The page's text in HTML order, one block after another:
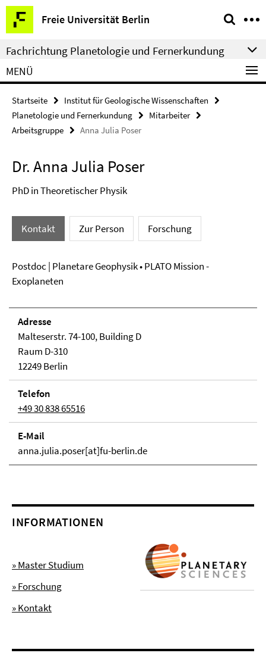
Springe
direkt
zu
Inhalt
Freie Universität Berlin
Service-
Navigation
Fachrichtung Planetologie und Fernerkundung
MENÜ
Startseite
Institut für Geologische Wissenschaften
Planetologie und Fernerkundung
Mitarbeiter
Arbeitsgruppe
Anna Julia Poser
Dr. Anna Julia Poser
PhD in Theoretischer Physik
Kontakt Zur Person Forschung
Postdoc | Planetare Geophysik • PLATO Mission -
Exoplaneten
Adresse
Malteserstr. 74-100, Building D
Raum D-310
12249 Berlin
Telefon
+49 30 838 65516
E-Mail
anna.julia.poser[at]fu-berlin.de
INFORMATIONEN
» Master Studium
» Forschung
» Kontakt